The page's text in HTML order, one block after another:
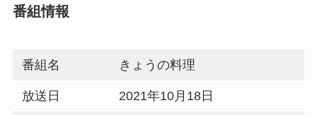
番組情報
番組名 きょうの料理
放送日 2021年10月18日